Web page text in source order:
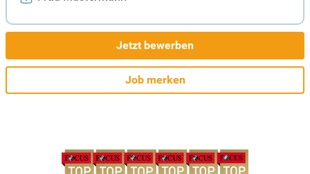
Jetzt bewerben
Job merken